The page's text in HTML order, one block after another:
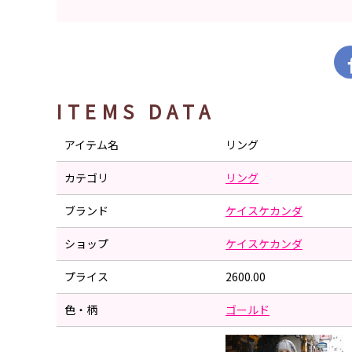
ITEMS DATA
アイテム名 リング
カテゴリ リング
ブランド ケイスケカンダ
ショップ ケイスケカンダ
プライス 2600.00
色・柄 ゴールド